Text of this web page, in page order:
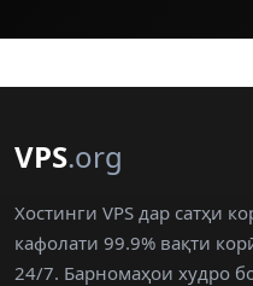
VPS.org
Хостинги VPS дар сатҳи
кафолати 99.9% вақти
24/7. Барномаҳои худро